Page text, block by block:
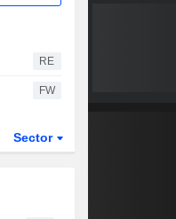
RE
FW
Sector